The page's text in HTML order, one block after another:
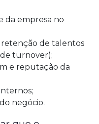
da empresa no
retenção de talentos
turnover);
e reputação da
negócio.